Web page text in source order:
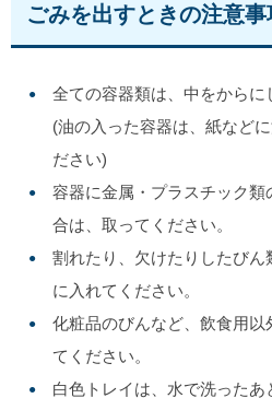
ごみを出すときの注意
全ての容器類は、中をからに
(油の入った容器は、紙など
ださい)
容器に金属・プラスチック
合は、取ってください。
割れたり、欠けたりしたび
に入れてください。
化粧品のびんなど、飲食用
てください。
白色トレイは、水で洗った